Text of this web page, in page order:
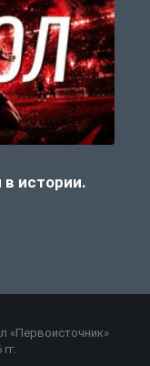
истории.
«Первоисточник»